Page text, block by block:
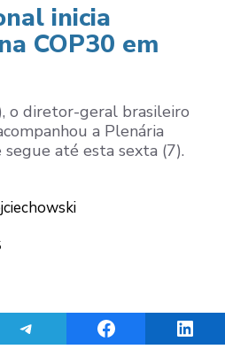
inicia
COP30 em
o diretor-geral brasileiro
a Plenária
até esta sexta (7).
Share on TelegramShare on Facebook